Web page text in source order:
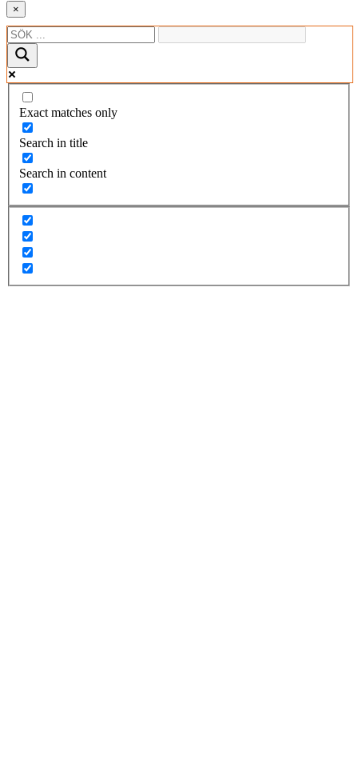
×
Exact matches only
Search in title
Search in content